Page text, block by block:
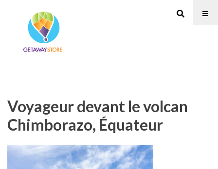
Voyageur devant le volcan
Chimborazo, Équateur